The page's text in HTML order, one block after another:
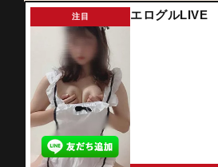
注目 エログルLIVE